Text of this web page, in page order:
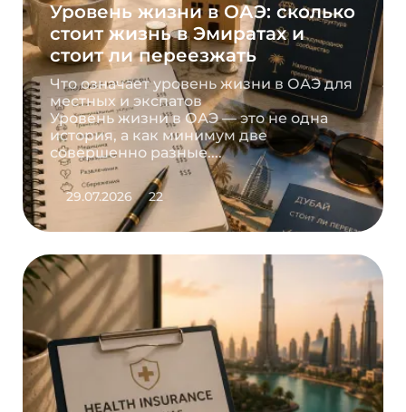
Уровень жизни в ОАЭ: сколько
стоит жизнь в Эмиратах и
стоит ли переезжать
Что означает уровень жизни в ОАЭ для
местных и экспатов
Уровень жизни в ОАЭ — это не одна
история, а как минимум две
совершенно разные....
29.07.2026 22